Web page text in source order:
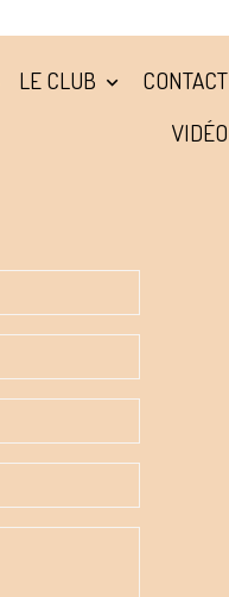
LE CLUB
CONTACT
VIDÉO